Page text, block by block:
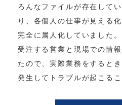
ろんなファイルが存在して
り、各個人の仕事が見える
完全に属人化していました
受注する営業と現場での情
たので、実際業務をすると
発生してトラブルが起こるこ